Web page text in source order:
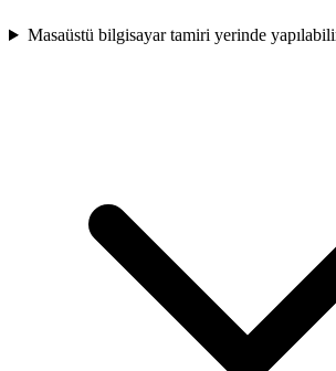
Masaüstü bilgisayar tamiri yerinde